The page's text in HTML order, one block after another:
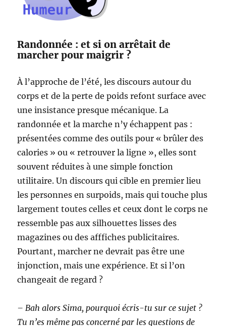
Randonnée : et si on arrêtait de
marcher pour maigrir ?
À l’approche de l’été, les discours autour du
corps et de la perte de poids refont surface avec
une insistance presque mécanique. La
randonnée et la marche n’y échappent pas :
présentées comme des outils pour « brûler des
calories » ou « retrouver la ligne », elles sont
souvent réduites à une simple fonction
utilitaire. Un discours qui cible en premier lieu
les personnes en surpoids, mais qui touche plus
largement toutes celles et ceux dont le corps ne
ressemble pas aux silhouettes lisses des
magazines ou des afffiches publicitaires.
Pourtant, marcher ne devrait pas être une
injonction, mais une expérience. Et si l’on
changeait de regard ?
– Bah alors Sima, pourquoi écris-tu sur ce sujet ?
Tu n’es même pas concerné par les questions de